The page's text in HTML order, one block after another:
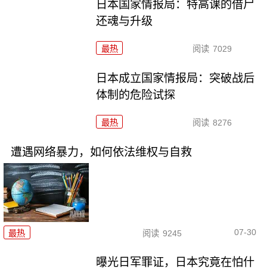
日本国家情报局：特高课的借尸
还魂与升级
最热 阅读 7029
日本成立国家情报局：突破战后
体制的危险试探
最热 阅读 8276
遭遇网络暴力，如何依法维权与自救
最热 阅读 9245 07-30
曝光日军罪证，日本究竟在怕什